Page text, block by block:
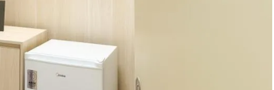
56